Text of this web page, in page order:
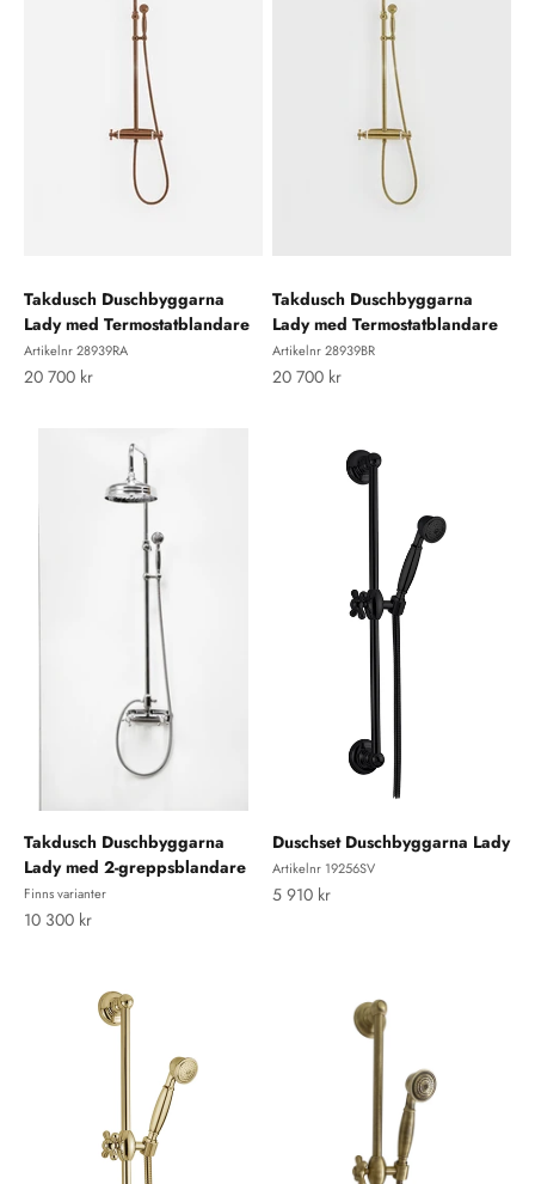
Takdusch Duschbyggarna
Lady med Termostatblandare
Artikelnr 28939RA
REA-pris
20 700 kr
Takdusch Duschbyggarna
Lady med Termostatblandare
Artikelnr 28939BR
REA-pris
20 700 kr
Takdusch Duschbyggarna
Lady med 2-greppsblandare
Finns varianter
REA-pris
10 300 kr
Duschset Duschbyggarna Lady
Artikelnr 19256SV
REA-pris
5 910 kr